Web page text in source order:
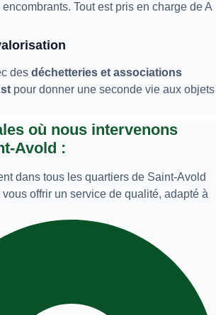
Tout est pris en charge de A
des déchetteries et associations
pour donner une seconde vie aux objets
où nous intervenons
Avold :
dans tous les quartiers de Saint-Avold
offrir un service de qualité, adapté à